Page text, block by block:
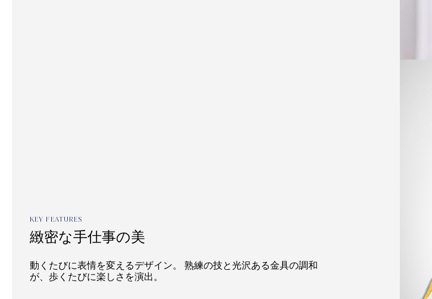
KEY FEATURES
緻密な手仕事の美
動くたびに表情を変えるデザイン。 熟練の技と光沢ある金具の調和
が、歩くたびに楽しさを演出。